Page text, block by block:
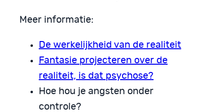
Meer informatie:
De werkelijkheid van de realiteit
Fantasie projecteren over de
realiteit, is dat psychose?
Hoe hou je angsten onder
controle?